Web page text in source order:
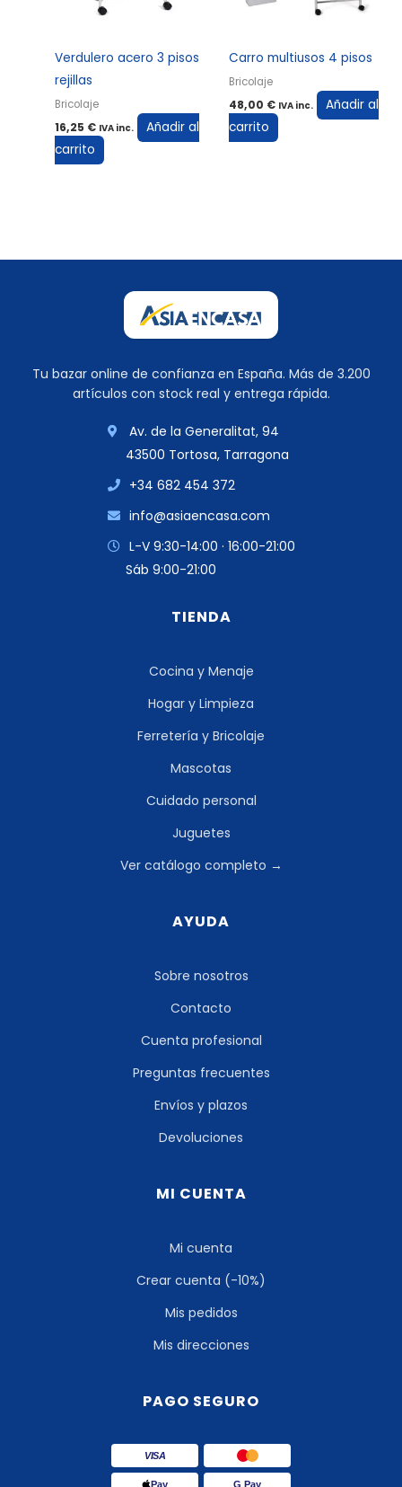
Verdulero acero 3 pisos
rejillas
Bricolaje
16,25 € IVA inc.
Añadir al
carrito
Carro multiusos 4 pisos
Bricolaje
48,00 € IVA inc.
Añadir al
carrito
Tu bazar online de confianza en España. Más de 3.200
artículos con stock real y entrega rápida.
Av. de la Generalitat, 94
43500 Tortosa, Tarragona
+34 682 454 372
info@asiaencasa.com
L-V 9:30-14:00 · 16:00-21:00
Sáb 9:00-21:00
TIENDA
Cocina y Menaje
Hogar y Limpieza
Ferretería y Bricolaje
Mascotas
Cuidado personal
Juguetes
Ver catálogo completo →
AYUDA
Sobre nosotros
Contacto
Cuenta profesional
Preguntas frecuentes
Envíos y plazos
Devoluciones
MI CUENTA
Mi cuenta
Crear cuenta (-10%)
Mis pedidos
Mis direcciones
PAGO SEGURO
VISA
Pay G Pay